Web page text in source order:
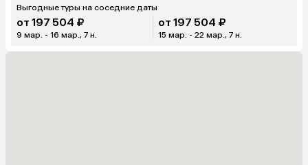
Выгодные туры на соседние даты
от 197 504 ₽
9 мар. - 16 мар., 7 н.
от 197 504 ₽
15 мар. - 22 мар., 7 н.